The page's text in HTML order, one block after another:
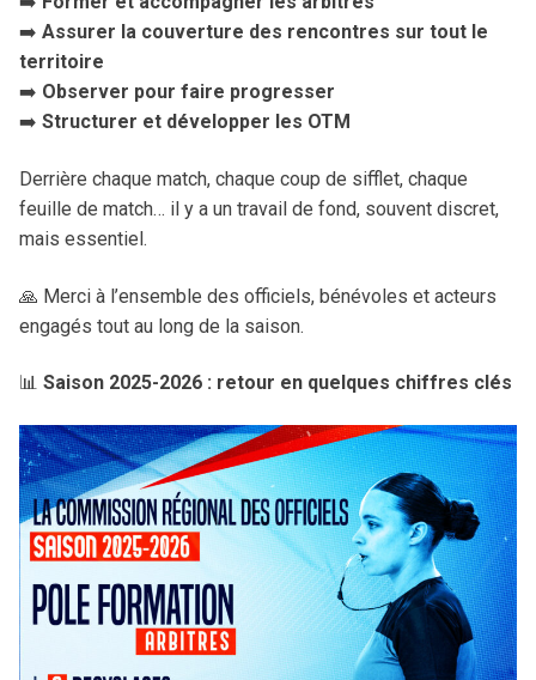
Coupe Territoriale
Challenge Benjamin(e)s
Masters AuRA 3×3
Stage Basket Santé
Tournoi Inter-Zones U13
Tournoi Inter-Secteurs U14
Tournoi Inter-Pôles U15
Tournoi 3×3 des Pôles
Académie Christian Jallon
Micro Basket
Formation joueur (Pôle Espoirs)
Formation dirigeant
Bureau directeur
Dossiers disciplinaires
Surclassements
Sportive
Technique
Médicale
:
➡️ Assurer la couverture des rencontres sur tout le
territoire
➡️ Observer pour faire progresser
➡️ Structurer et développer les OTM
Derrière chaque match, chaque coup de sifflet, chaque
feuille de match… il y a un travail de fond, souvent discret,
mais essentiel.
🙏 Merci à l’ensemble des officiels, bénévoles et acteurs
engagés tout au long de la saison.
📊 Saison 2025-2026 : retour en quelques chiffres clés